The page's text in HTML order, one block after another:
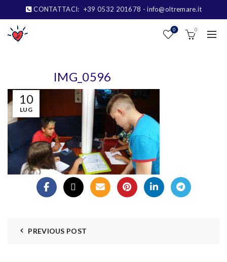
CONTATTACI: +39 0532 201678 - info@oltremare.it
0 0
10
LUG
IMG_0596
PREVIOUS POST